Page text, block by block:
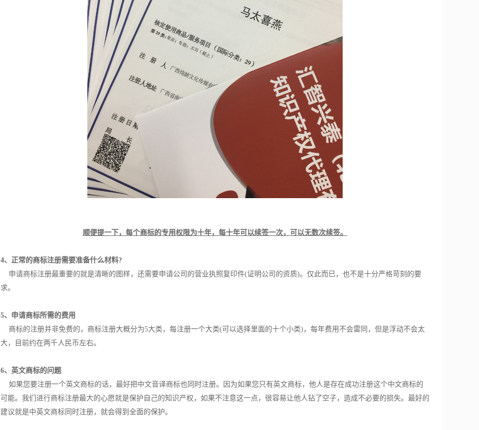
顺便提一下，每个商标的专用权限为十年，每十年可以续签一次，可以无数次续签。
4、正常的商标注册需要准备什么材料?
申请商标注册最重要的就是清晰的图样，还需要申请公司的营业执照复印件(证明公司的资质)。仅此而已，也不是十分严格苛刻的要
求。
5、申请商标所需的费用
商标的注册并非免费的，商标注册大概分为5大类，每注册一个大类(可以选择里面的十个小类)，每年费用不会雷同，但是浮动不会太
大，目前约在两千人民币左右。
6、英文商标的问题
如果您要注册一个英文商标的话，最好把中文音译商标也同时注册。因为如果您只有英文商标，他人是存在成功注册这个中文商标的
可能。我们进行商标注册最大的心愿就是保护自己的知识产权，如果不注意这一点，很容易让他人钻了空子，造成不必要的损失。最好的
建议就是中英文商标同时注册，就会得到全面的保护。